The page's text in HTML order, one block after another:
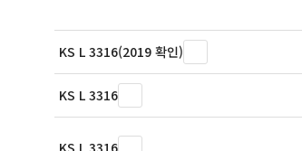
KS L 3316(2019 확인)
KS L 3316
KS L 3316